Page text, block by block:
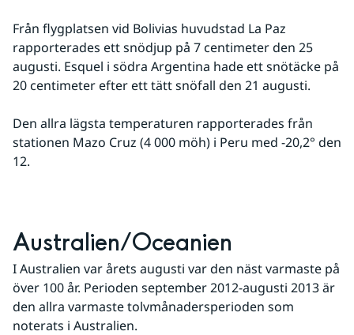
Från flygplatsen vid Bolivias huvudstad La Paz
rapporterades ett snödjup på 7 centimeter den 25
augusti. Esquel i södra Argentina hade ett snötäcke på
20 centimeter efter ett tätt snöfall den 21 augusti.
Den allra lägsta temperaturen rapporterades från
stationen Mazo Cruz (4 000 möh) i Peru med -20,2° den
12.
Australien/Oceanien
I Australien var årets augusti var den näst varmaste på
över 100 år. Perioden september 2012-augusti 2013 är
den allra varmaste tolvmånadersperioden som
noterats i Australien.